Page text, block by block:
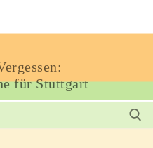
für Stuttgart